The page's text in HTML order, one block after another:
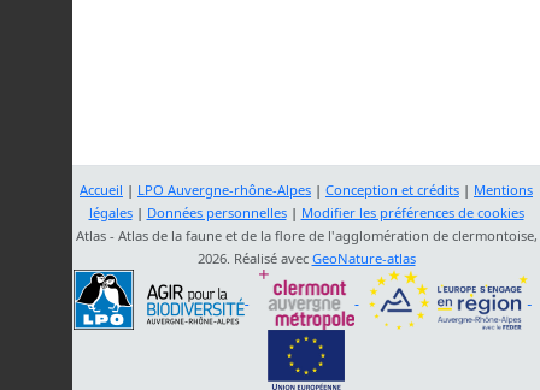
Accueil | LPO Auvergne-rhône-Alpes | Conception et crédits | Mentions
légales| Données personnelles| Modifier les préférences de cookies
Atlas - Atlas de la faune et de la flore de l'agglomération de clermontoise,
2026. Réalisé avec GeoNature-atlas